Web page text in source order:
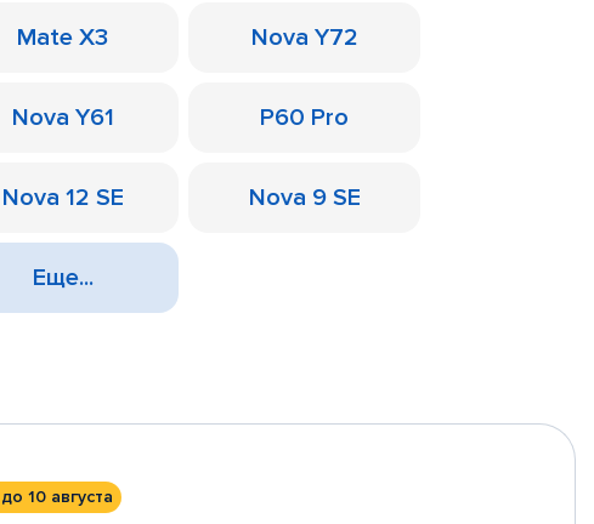
Mate X3 Nova Y72
Nova Y61 P60 Pro
Nova 12 SE Nova 9 SE
Еще...
до 10 августа